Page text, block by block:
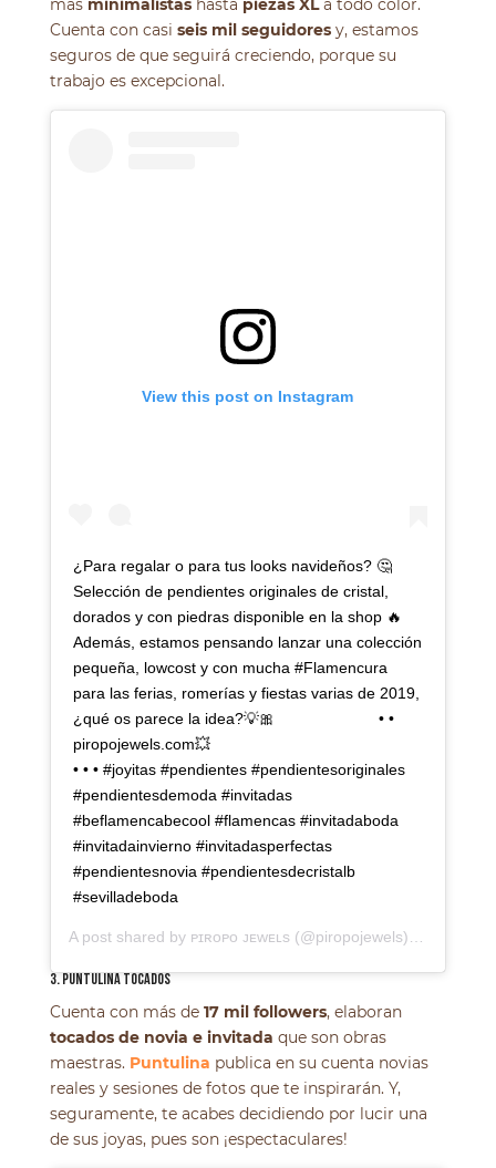
más minimalistashasta piezas XLa todo color.
Cuenta con casi seis mil seguidoresy, estamos
seguros de que seguirá creciendo, porque su
trabajo es excepcional.
View this post on Instagram
¿Para regalar o para tus looks navideños? 🤔
Selección de pendientes originales de cristal,
dorados y con piedras disponible en la shop 🔥
Además, estamos pensando lanzar una colección
pequeña, lowcost y con mucha #Flamencura
para las ferias, romerías y fiestas varias de 2019,
¿qué os parece la idea?💡🎀⠀⠀⠀⠀⠀⠀⠀⠀⠀ • •
piropojewels.com💥 ⠀⠀⠀⠀⠀⠀⠀⠀⠀ ⠀⠀⠀⠀⠀⠀⠀⠀⠀
• • • #joyitas #pendientes #pendientesoriginales
#pendientesdemoda #invitadas
#beflamencabecool #flamencas #invitadaboda
#invitadainvierno #invitadasperfectas
#pendientesnovia #pendientesdecristalb
#sevilladeboda
A post shared by ᴘɪʀᴏᴘᴏ ᴊᴇᴡᴇʟs (@piropojewels) on
3. PUNTULINA TOCADOS
Cuenta con más de 17 mil followers, elaboran
tocados de novia e invitada que son obras
maestras. Puntulina publica en su cuenta novias
reales y sesiones de fotos que te inspirarán. Y,
seguramente, te acabes decidiendo por lucir una
de sus joyas, pues son ¡espectaculares!